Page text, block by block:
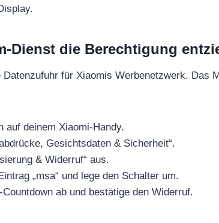
Dienst die Berechtigung
für Xiaomis Werbenetzwerk. Das
auf deinem Xiaomi-Handy.
Gesichtsdaten & Sicherheit“.
& Widerruf“ aus.
„msa“ und lege den Schalter um.
ab und bestätige den Widerruf.